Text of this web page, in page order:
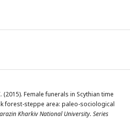
Female funerals in Scythian time
forest-steppe area: paleo-sociological
Kharkiv National University. Series